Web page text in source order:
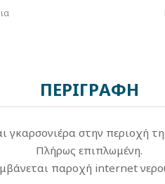
ΠΕΡΙΓΡΑΦΗ
γκαρσονιέρα στην περιοχή
Πλήρως επιπλωμένη.
παροχή internet